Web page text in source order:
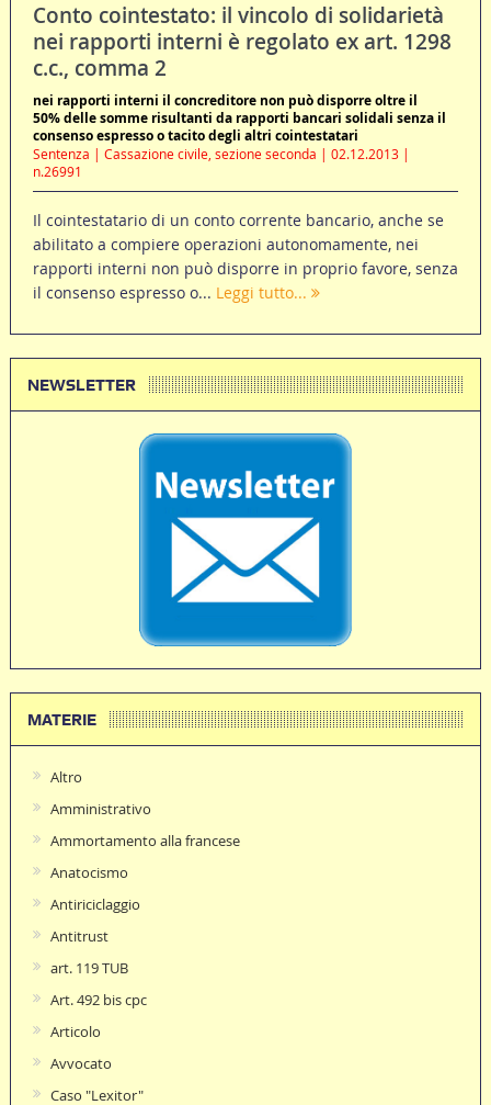
Conto cointestato: il vincolo di solidarietà
nei rapporti interni è regolato ex art. 1298
c.c., comma 2
nei rapporti interni il concreditore non può disporre oltre il
50% delle somme risultanti da rapporti bancari solidali senza il
consenso espresso o tacito degli altri cointestatari
Sentenza | Cassazione civile, sezione seconda | 02.12.2013 |
n.26991
Il cointestatario di un conto corrente bancario, anche se
abilitato a compiere operazioni autonomamente, nei
rapporti interni non può disporre in proprio favore, senza
il consenso espresso o... Leggi tutto...
NEWSLETTER
MATERIE
Altro
Amministrativo
Ammortamento alla francese
Anatocismo
Antiriciclaggio
Antitrust
art. 119 TUB
Art. 492 bis cpc
Articolo
Avvocato
Caso "Lexitor"